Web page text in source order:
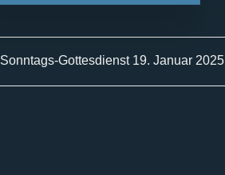
Sonntags-Gottesdienst 19. Januar 2025